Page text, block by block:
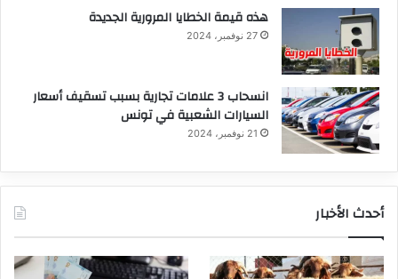
هذه قيمة الخطايا المرورية الجديدة
27 نوفمبر، 2024
انسحاب 3 علامات تجارية بسبب تسقيف أسعار
السيارات الشعبية في تونس
21 نوفمبر، 2024
أحدث الأخبار